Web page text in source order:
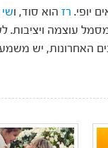
יופי. רז הוא סוד, ושי
עוצמה ויציבות.
האחרונות, יש